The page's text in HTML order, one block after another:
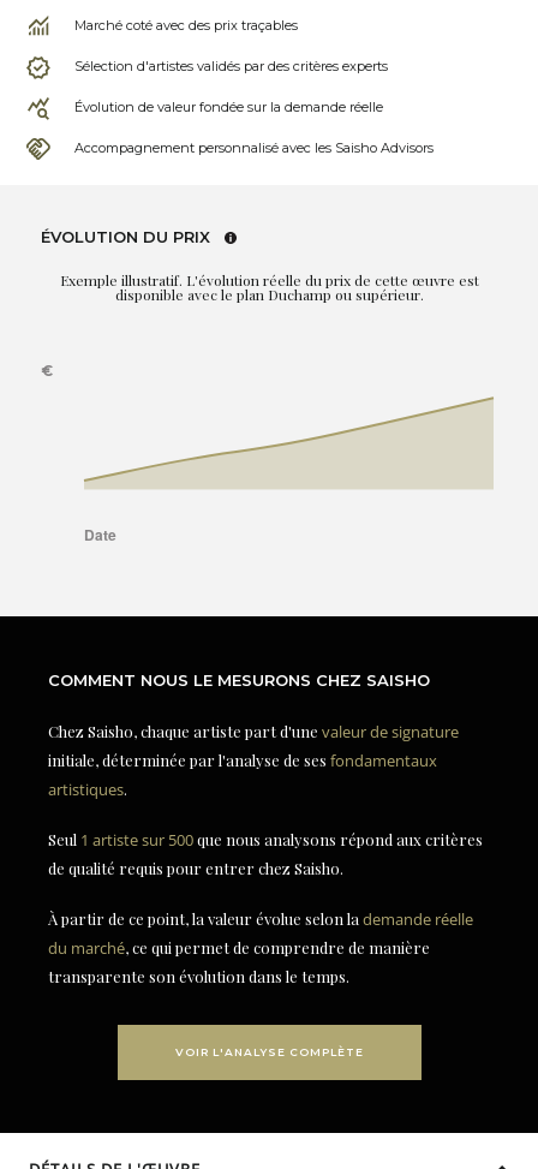
Marché coté avec des prix traçables
Sélection d'artistes validés par des critères experts
Évolution de valeur fondée sur la demande réelle
Accompagnement personnalisé avec les Saisho Advisors
ÉVOLUTION DU PRIX
Exemple illustratif. L'évolution réelle du prix de cette œuvre est
disponible avec le plan Duchamp ou supérieur.
COMMENT NOUS LE MESURONS CHEZ SAISHO
Chez Saisho, chaque artiste part d'une valeur de signature
initiale, déterminée par l'analyse de ses fondamentaux
artistiques.
Seul 1 artiste sur 500que nous analysons répond aux critères
de qualité requis pour entrer chez Saisho.
À partir de ce point, la valeur évolue selon la demande réelle
du marché, ce qui permet de comprendre de manière
transparente son évolution dans le temps.
VOIR L'ANALYSE COMPLÈTE